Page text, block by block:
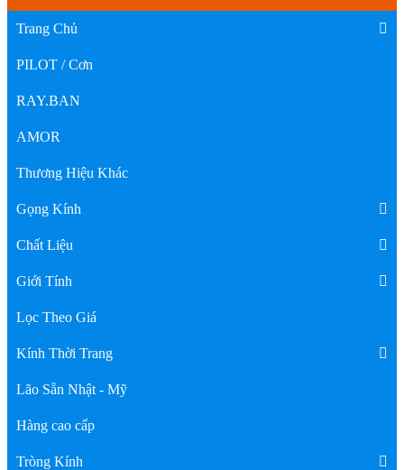
Trang Chủ
PILOT / Cơn
RAY.BAN
AMOR
Thương Hiệu Khác
Gọng Kính
Chất Liệu
Giới Tính
Lọc Theo Giá
Kính Thời Trang
Lão Sẵn Nhật - Mỹ
Hàng cao cấp
Tròng Kính